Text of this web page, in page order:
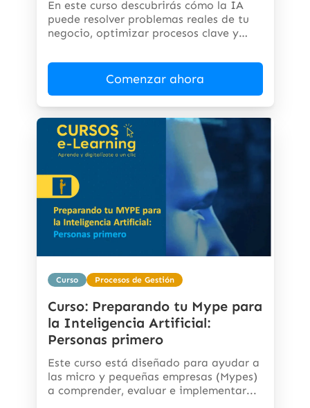
En este curso descubrirás cómo la IA
puede resolver problemas reales de tu
negocio, optimizar procesos clave y
Comenzar ahora
Curso Procesos de Gestión
Curso: Preparando tu Mype para
la Inteligencia Artificial:
Personas primero
Este curso está diseñado para ayudar a
las micro y pequeñas empresas (Mypes)
a comprender, evaluar e implementar...